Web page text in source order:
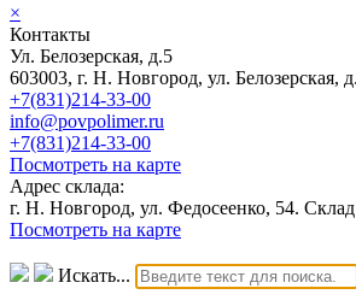
×
Контакты
Ул. Белозерская, д.5
603003, г. Н. Новгород, ул. Белозерская,
+7(831)214-33-00
info@povpolimer.ru
+7(831)214-33-00
Посмотреть на карте
Адрес склада:
г. Н. Новгород, ул. Федосеенко, 54.
Посмотреть на карте
Искать...